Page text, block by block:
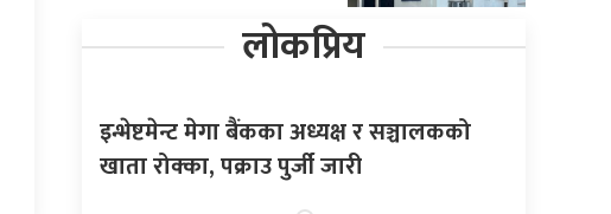
लोकप्रिय
इन्भेष्टमेन्ट मेगा बैंकका अध्यक्ष र सञ्चालकको
खाता रोक्का, पक्राउ पुर्जी जारी